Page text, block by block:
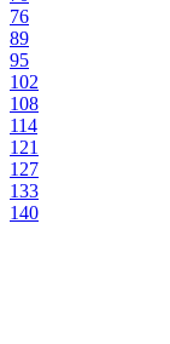
76
89
95
102
108
114
121
127
133
140